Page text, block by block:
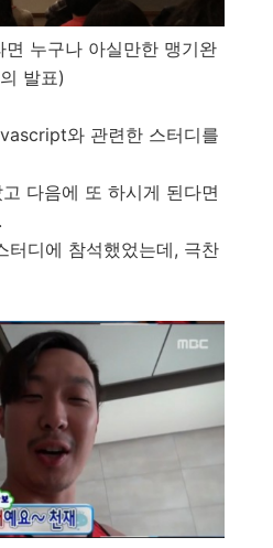
누구나 아실만한 맹기완
발표)
와 관련한 스터디를
다음에 또 하시게 된다면
터디에 참석했었는데, 극찬